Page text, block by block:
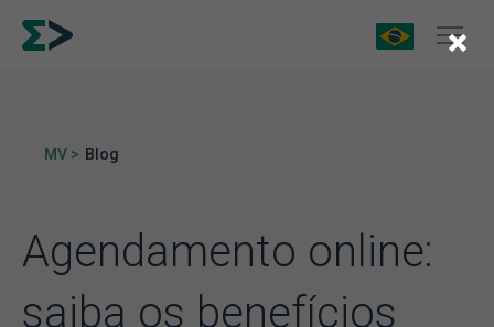
MV > Blog
Agendamento online:
saiba os benefícios
×